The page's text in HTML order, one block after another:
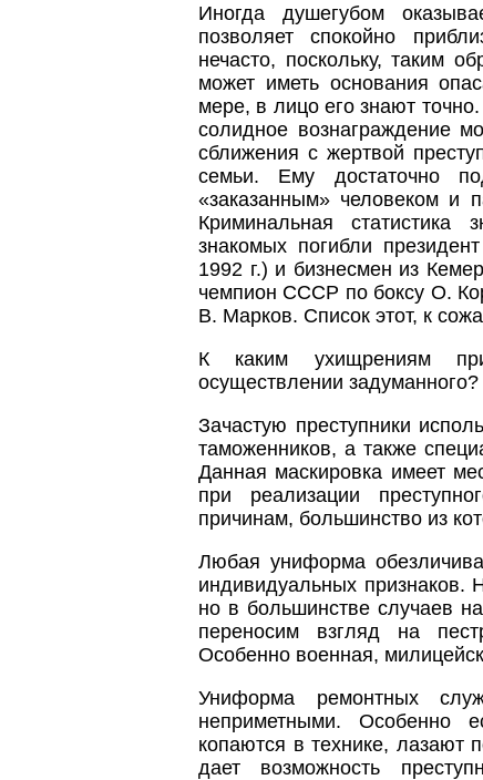
Иногда душегубом
позволяет спокойно
нечасто, поскольку, таким
может иметь основания
мере, в лицо его знают
солидное вознаграждение
сближения с жертвой
семьи. Ему достаточно
«заказанным» человеком и
Криминальная
знакомых погибли
1992 г.) и бизнесмен из
чемпион СССР по боксу О.
В. Марков. Список этот, к
К каким ухищрениям
осуществлении задуманного?
Зачастую преступники
таможенников, а также
Данная маскировка имеет
при реализации
причинам, большинство из
Любая униформа
индивидуальных признаков.
но в большинстве случаев
переносим взгляд на
Особенно военная,
Униформа ремонтных
неприметными. Особенно
копаются в технике, лазают
дает возможность